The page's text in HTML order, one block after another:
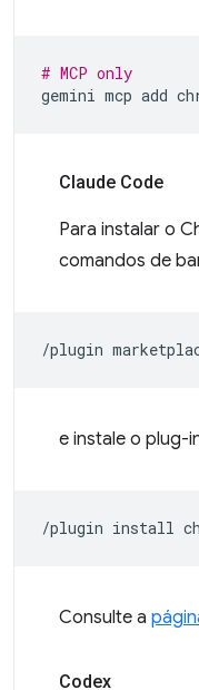
# MCP only
gemini mcp add
Claude Code
Para instalar o
comandos de
/plugin
e instale o plug-
/plugin install
Consulte a
Codex